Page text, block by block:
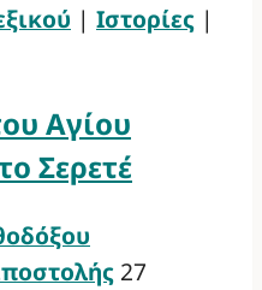
| Ιστορίες |
Αγίου
Σερετέ
27